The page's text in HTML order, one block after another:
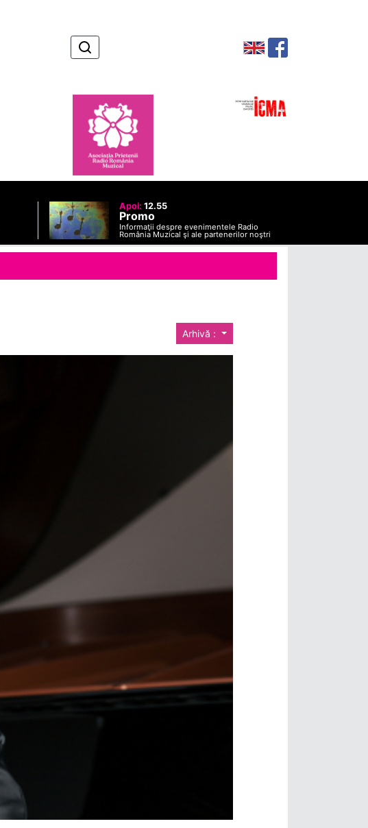
Apoi: 12.55
Promo
Informaţii despre evenimentele Radio
România Muzical şi ale partenerilor noştri
Arhivă :